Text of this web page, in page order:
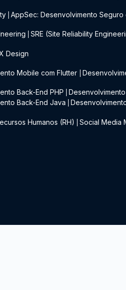
AppSec: Desenvolvimento
SRE (Site Reliability
Design
Mobile com Flutter
Back-End PHP
Back-End Java
Humanos (RH) Social Media